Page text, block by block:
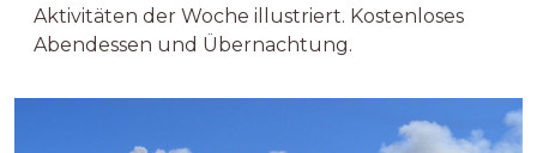
Aktivitäten der Woche illustriert. Kostenloses
Abendessen und Übernachtung.